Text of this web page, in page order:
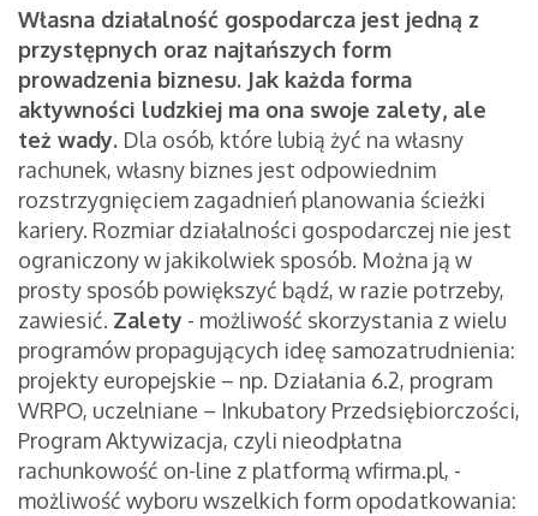
Własna działalność gospodarcza jest jedną z
przystępnych oraz najtańszych form
prowadzenia biznesu. Jak każda forma
aktywności ludzkiej ma ona swoje zalety, ale
też wady. Dla osób, które lubią żyć na własny
rachunek, własny biznes jest odpowiednim
rozstrzygnięciem zagadnień planowania ścieżki
kariery. Rozmiar działalności gospodarczej nie jest
ograniczony w jakikolwiek sposób. Można ją w
prosty sposób powiększyć bądź, w razie potrzeby,
zawiesić. Zalety - możliwość skorzystania z wielu
programów propagujących ideę samozatrudnienia:
projekty europejskie – np. Działania 6.2, program
WRPO, uczelniane – Inkubatory Przedsiębiorczości,
Program Aktywizacja, czyli nieodpłatna
rachunkowość on-line z platformą wfirma.pl, -
możliwość wyboru wszelkich form opodatkowania: